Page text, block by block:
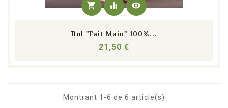
shopping_cart equalizer visibility
Bol "fait Main" 100%...
21,50 €
Montrant 1-6 de 6 article(s)